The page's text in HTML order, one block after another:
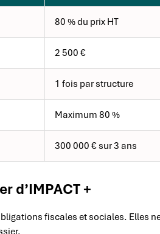
80 % du prix HT
2 500 €
1 fois par structure
Maximum 80 %
300 000 € sur 3 ans
d’IMPACT +
fiscales et sociales. Elles